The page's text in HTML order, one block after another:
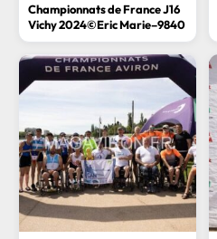
Championnats de France J16
Vichy 2024©Eric Marie–9840